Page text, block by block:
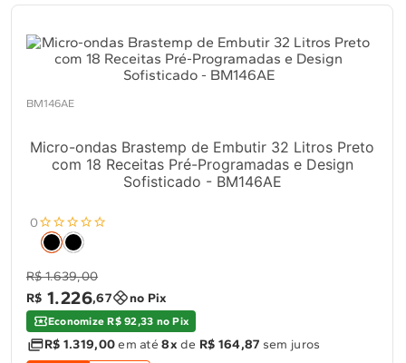
BM146AE
Micro-ondas Brastemp de Embutir 32 Litros Preto
com 18 Receitas Pré-Programadas e Design
Sofisticado - BM146AE
0
R$ 1.639,00
R$ 1.226,67 no Pix
Economize R$ 92,33 no Pix
R$ 1.319,00em até8x de R$ 164,87 sem juros